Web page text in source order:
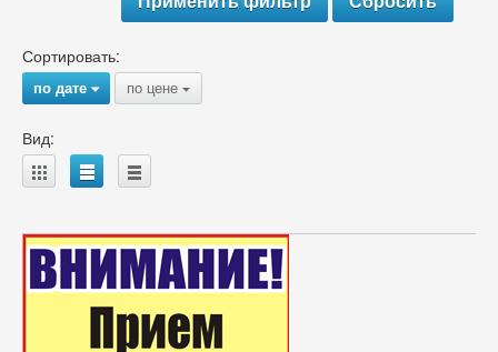
Сортировать:
по дате{ по цене {
Вид:
A B C